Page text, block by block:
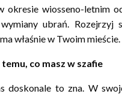
okresie wiosseno-letnim
ubrań. Rozejrzyj
właśnie w Twoim mieście.
temu, co masz w szafie
doskonale to zna. W